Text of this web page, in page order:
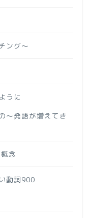
ング～
うに
～発語が増えてき
念
動詞900